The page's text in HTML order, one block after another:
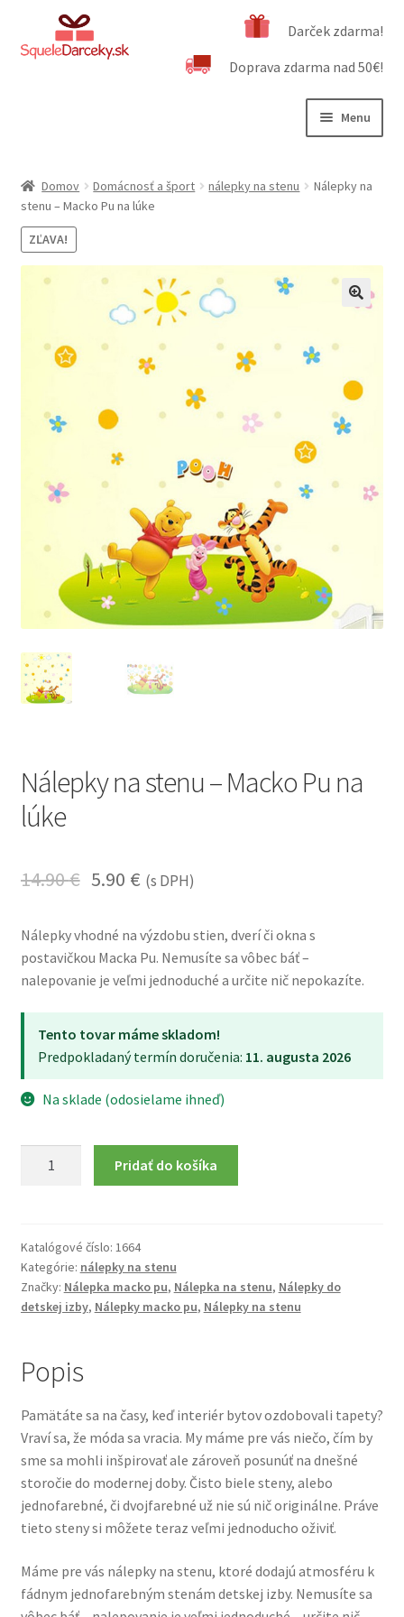
Preskočiť
na
Preskočiť
na
Darček zdarma!
Doprava zdarma nad 50€!
Menu
Dôležité informácie
Obchodné podmienky
Domov Domácnosť a šport nálepky na stenu
Nálepky na
stenu – Macko Pu na lúke
ZĽAVA!
Nálepky na stenu – Macko Pu na
lúke
14.90€ 5.90 € (s DPH)
Nálepky vhodné na výzdobu stien, dverí či okna s
postavičkou Macka Pu. Nemusíte sa vôbec báť –
nalepovanie je veľmi jednoduché a určite nič nepokazíte.
Tento tovar máme skladom!
Predpokladaný termín doručenia: 11. augusta 2026
Na sklade (odosielame ihneď)
-
Macko
Pu
na
Pridať do košíka
Katalógové číslo: 1664
Kategórie: nálepky na stenu
Značky: Nálepka macko pu, Nálepka na stenu, Nálepky do
detskej izby, Nálepky macko pu, Nálepky na stenu
Popis
Pamätáte sa na časy, keď interiér bytov ozdobovali tapety?
Vraví sa, že móda sa vracia. My máme pre vás niečo, čím by
sme sa mohli inšpirovať ale zároveň posunúť na dnešné
storočie do modernej doby. Čisto biele steny, alebo
jednofarebné, či dvojfarebné už nie sú nič originálne. Práve
tieto steny si môžete teraz veľmi jednoducho oživiť.
Máme pre vás nálepky na stenu, ktoré dodajú atmosféru k
fádnym jednofarebným stenám detskej izby. Nemusíte sa